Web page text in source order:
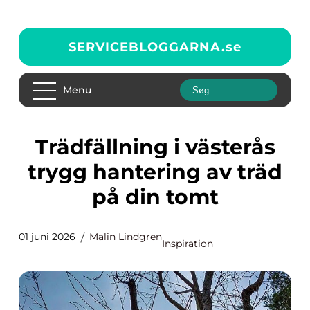
SERVICEBLOGGARNA.se
Menu
Trädfällning i västerås
trygg hantering av träd
på din tomt
01 juni 2026 Malin Lindgren
Inspiration